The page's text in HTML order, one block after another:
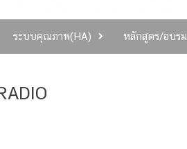
ระบบคุณภาพ(HA) หลักสูตร/อบรม